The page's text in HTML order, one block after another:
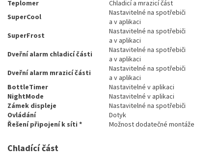
Teplomer
Chladicí a mrazicí část
SuperCool
Nastavitelné na spotřebiči
a v aplikaci
SuperFrost
Nastavitelné na spotřebiči
a v aplikaci
Dveřní alarm chladicí části
Nastavitelné na spotřebiči
a v aplikaci
Dveřní alarm mrazicí části
Nastavitelné na spotřebiči
a v aplikaci
BottleTimer
Nastavitelné v aplikaci
NightMode
Nastavitelné v aplikaci
Zámek displeje
Nastavitelné na spotřebiči
Ovládání
Dotyk
Řešení připojení k síti *
Možnost dodatečné montáže
Chladící část